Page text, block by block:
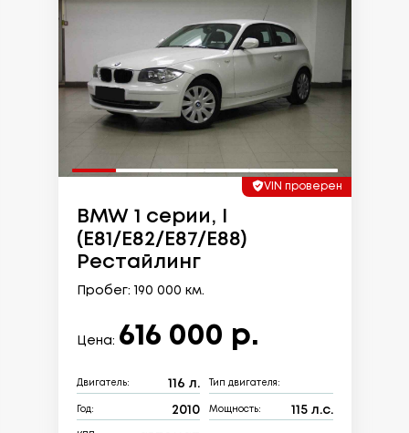
VIN проверен
BMW 1 серии, I
(E81/E82/E87/E88)
Рестайлинг
Пробег: 190 000 км.
Цена: 616 000 р.
Двигатель: 116 л. Тип двигателя:
Год: 2010 Мощность: 115 л.с.